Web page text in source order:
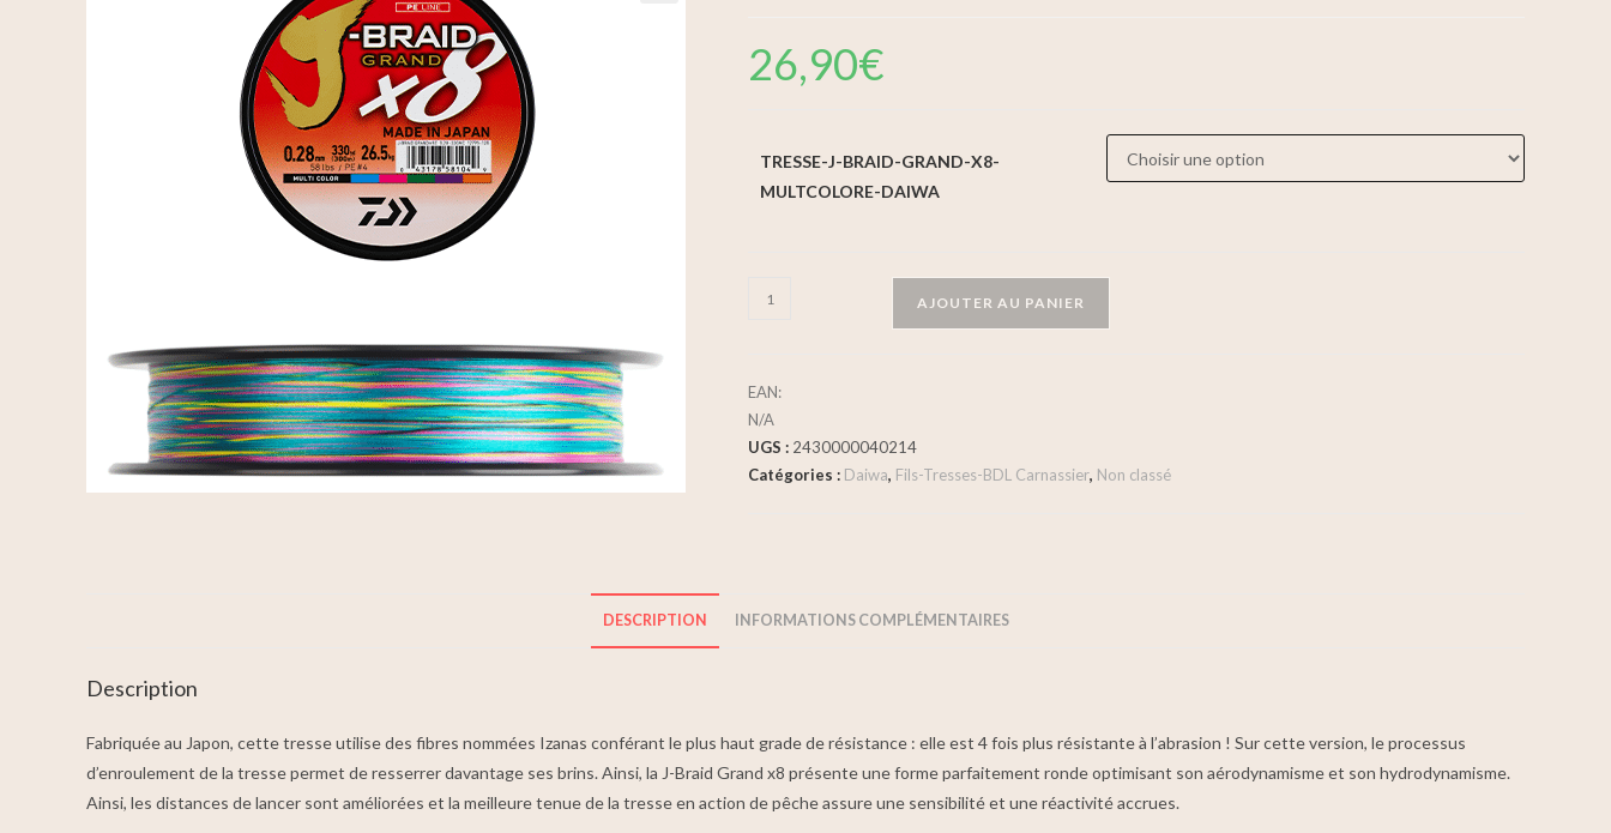
26,90€
TRESSE-J-BRAID-GRAND-X8-
MULTCOLORE-DAIWA
AJOUTER AU PANIER
EAN:
N/A
UGS : 2430000040214
Catégories : Daiwa, Fils-Tresses-BDL Carnassier, Non classé
DESCRIPTION INFORMATIONS COMPLÉMENTAIRES
Description
Fabriquée au Japon, cette tresse utilise des fibres nommées Izanas conférant le plus haut grade de résistance : elle est 4 fois plus résistante à l’abrasion ! Sur cette version, le processus
d’enroulement de la tresse permet de resserrer davantage ses brins. Ainsi, la J-Braid Grand x8 présente une forme parfaitement ronde optimisant son aérodynamisme et son hydrodynamisme.
Ainsi, les distances de lancer sont améliorées et la meilleure tenue de la tresse en action de pêche assure une sensibilité et une réactivité accrues.